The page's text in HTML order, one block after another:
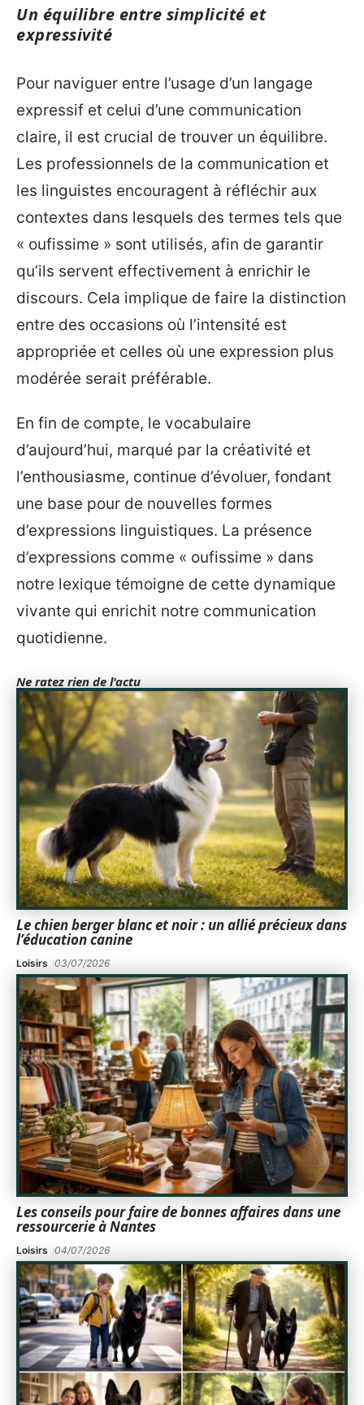
Un équilibre entre simplicité et
expressivité
Pour naviguer entre l’usage d’un langage
expressif et celui d’une communication
claire, il est crucial de trouver un équilibre.
Les professionnels de la communication et
les linguistes encouragent à réfléchir aux
contextes dans lesquels des termes tels que
« oufissime » sont utilisés, afin de garantir
qu’ils servent effectivement à enrichir le
discours. Cela implique de faire la distinction
entre des occasions où l’intensité est
appropriée et celles où une expression plus
modérée serait préférable.
En fin de compte, le vocabulaire
d’aujourd’hui, marqué par la créativité et
l’enthousiasme, continue d’évoluer, fondant
une base pour de nouvelles formes
d’expressions linguistiques. La présence
d’expressions comme « oufissime » dans
notre lexique témoigne de cette dynamique
vivante qui enrichit notre communication
quotidienne.
Ne ratez rien de l'actu
Le chien berger blanc et noir : un allié précieux dans
l’éducation canine
Loisirs 03/07/2026
Les conseils pour faire de bonnes affaires dans une
ressourcerie à Nantes
Loisirs 04/07/2026